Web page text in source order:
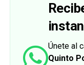
Únete al
Quinto